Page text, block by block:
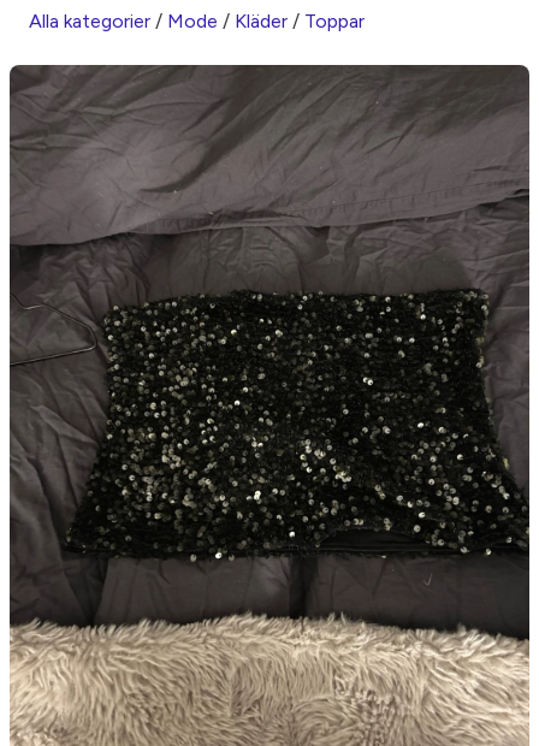
Alla kategorier / Mode / Kläder / Toppar